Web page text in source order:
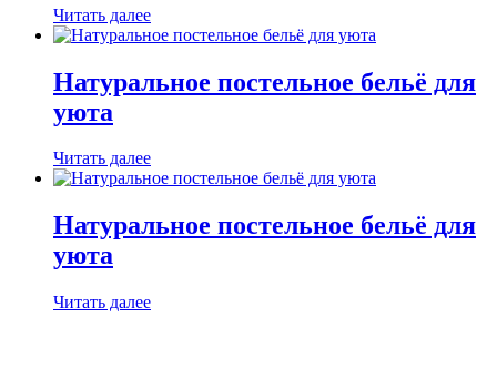
Читать далее
Натуральное постельное бельё для
уюта
Читать далее
Натуральное постельное бельё для
уюта
Читать далее